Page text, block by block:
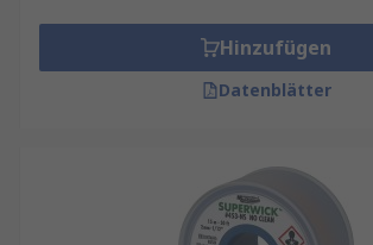
Hinzufügen
Datenblätter